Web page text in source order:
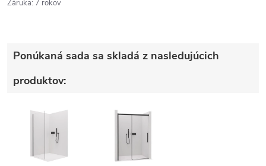
Záruka: 7 rokov
Ponúkaná sada sa skladá z nasledujúcich
produktov: